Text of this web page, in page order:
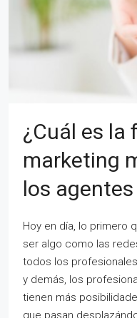
¿Cuál es la
marketing
los
Hoy en día, lo primero
ser algo como las
todos los
y demás, los
tienen más
que pasan